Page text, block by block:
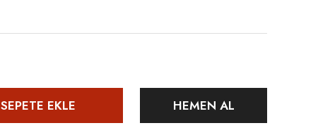
SEPETE EKLE HEMEN AL